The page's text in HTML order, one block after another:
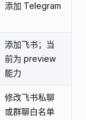
添加 Telegram
添加飞书；当
前为 preview
能力
修改飞书私聊
或群聊白名单